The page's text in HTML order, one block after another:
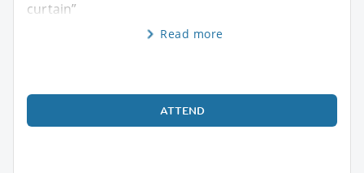
curtain”
Read more
ATTEND